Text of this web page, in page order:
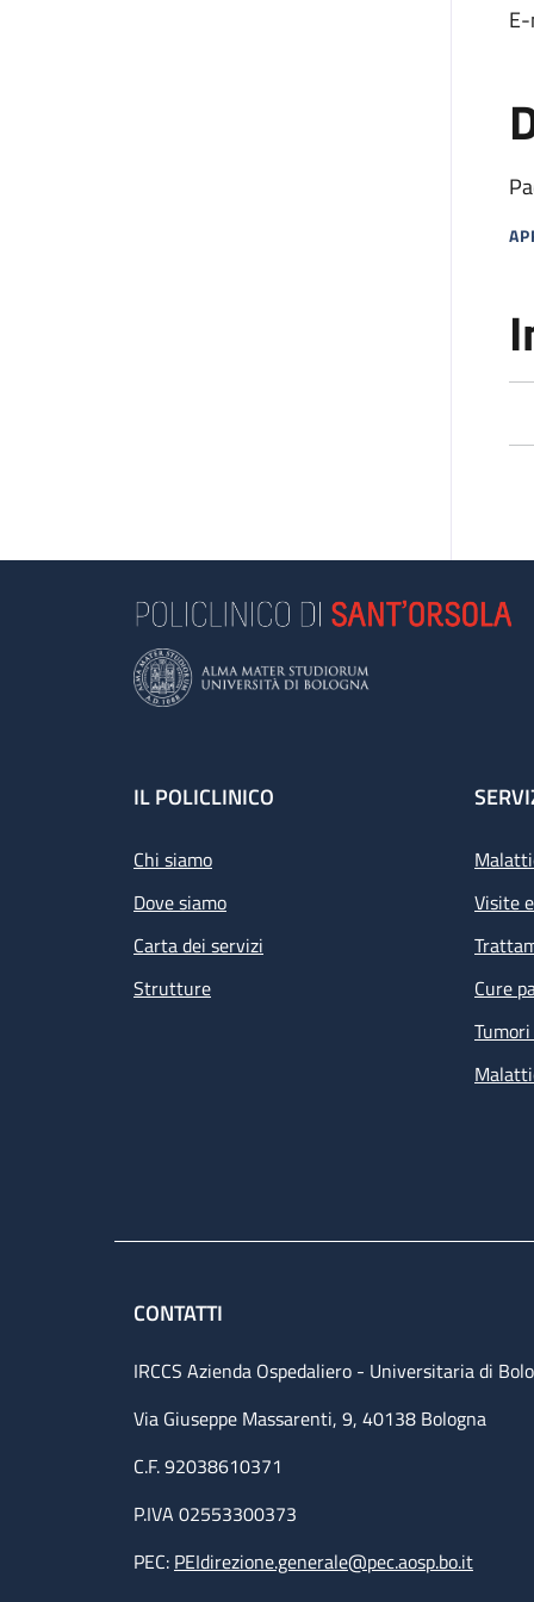
Footer
IL POLICLINICO
Chi siamo
Dove siamo
Carta dei servizi
Strutture
Visite
Cure
CONTATTI
IRCCS Azienda Ospedaliero - Universitaria di
Via Giuseppe Massarenti, 9, 40138 Bologna
C.F. 92038610371
P.IVA 02553300373
PEC: PEIdirezione.generale@pec.aosp.bo.it